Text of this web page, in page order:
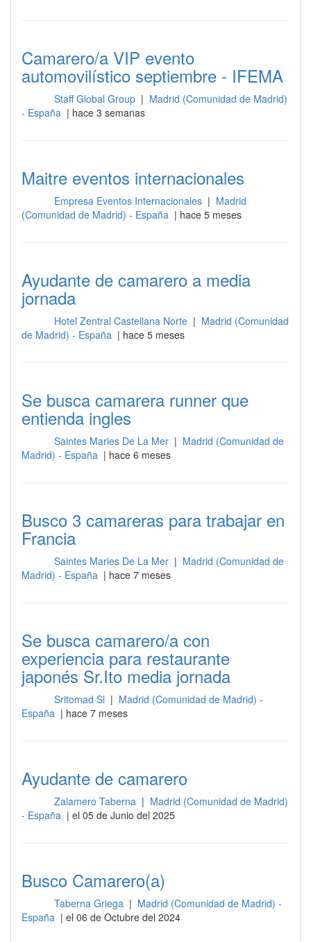
Camarero/a VIP evento
automovilístico septiembre - IFEMA
Staff Global Group | Madrid (Comunidad de Madrid)
- España | hace 3 semanas
Maitre eventos internacionales
Empresa Eventos Internacionales | Madrid
(Comunidad de Madrid) - España | hace 5 meses
Ayudante de camarero a media
jornada
Hotel Zentral Castellana Norte | Madrid (Comunidad
de Madrid) - España | hace 5 meses
Se busca camarera runner que
entienda ingles
Saintes Maries De La Mer | Madrid (Comunidad de
Madrid) - España | hace 6 meses
Busco 3 camareras para trabajar en
Francia
Saintes Maries De La Mer | Madrid (Comunidad de
Madrid) - España | hace 7 meses
Se busca camarero/a con
experiencia para restaurante
japonés Sr.Ito media jornada
Sritomad Sl | Madrid (Comunidad de Madrid) -
España | hace 7 meses
Ayudante de camarero
Zalamero Taberna | Madrid (Comunidad de Madrid)
- España | el 05 de Junio del 2025
Busco Camarero(a)
Taberna Griega | Madrid (Comunidad de Madrid) -
España | el 06 de Octubre del 2024